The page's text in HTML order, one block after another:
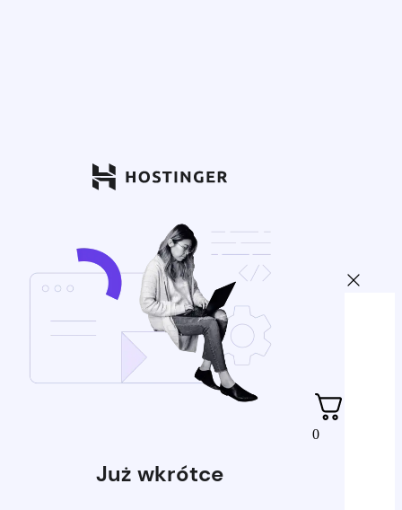
Już wkrótce
0